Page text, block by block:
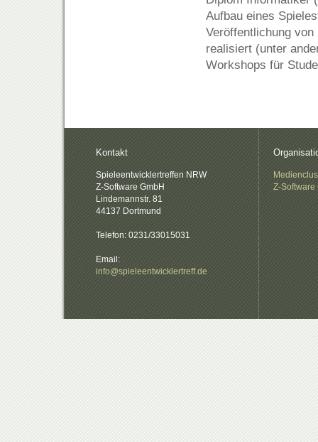
Aufbau eines
Veröffentlichung
realisiert (unter
Workshops für
.
Kontakt
Spieleentwicklertreffen NRW
Z-Software GmbH
Lindemannstr. 81
44137 Dortmund
Telefon: 0231/33015031
Email:
info@spieleentwicklertreff.de
Z-Software
.